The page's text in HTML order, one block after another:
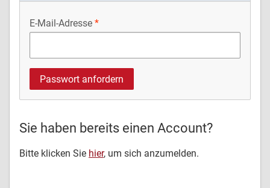
E-Mail-Adresse
Sie haben bereits einen Account?
Bitte klicken Sie hier, um sich anzumelden.